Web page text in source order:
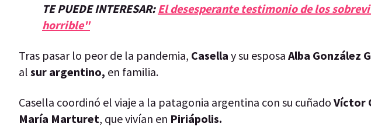
TE PUEDE INTERESAR: El desesperante testimonio de los
horrible"
Tras pasar lo peor de la pandemia, Casella y su esposa Alba González
al sur argentino, en familia.
Casella coordinó el viaje a la patagonia argentina con su cuñado Víctor
María Marturet, que vivían en Piriápolis.